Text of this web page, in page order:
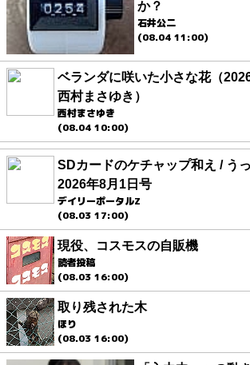
か？
石井公二
(08.04 11:00)
ベランダに咲いた小さな花（
西村まさゆき）
西村まさゆき
(08.04 10:00)
SDカードのケチャップ和え / う
2026年8月1日号
デイリーポータルZ
(08.03 17:00)
現役、コスモスの自販機
読者投稿
(08.03 16:00)
取り残された木
ほり
(08.03 16:00)